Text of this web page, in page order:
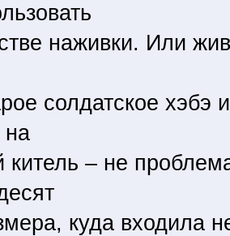
наживки. Или
солдатское хэбэ
на
китель – не
куда входила